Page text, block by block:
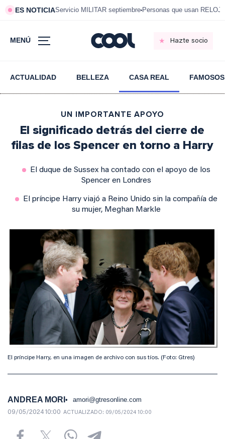
ES NOTICIAServicio MILITAR septiembre Personas que usan RELOJ
MENÚ Hazte socio
ACTUALIDAD BELLEZA CASA REAL FAMOSOS
UN IMPORTANTE APOYO
El significado detrás del cierre de
filas de los Spencer en torno a Harry
El duque de Sussex ha contado con el apoyo de los
Spencer en Londres
El príncipe Harry viajó a Reino Unido sin la compañía de
su mujer, Meghan Markle
El príncipe Harry, en una imagen de archivo con sus tíos. (Foto: Gtres)
ANDREA MORI amori@gtresonline.com
09/05/2024 10:00 ACTUALIZADO: 09/05/2024 10:00